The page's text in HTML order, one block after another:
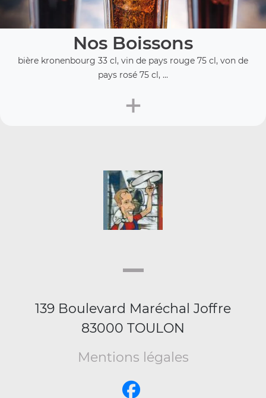
Nos Boissons
bière kronenbourg 33 cl, vin de pays rouge 75 cl, von de
pays rosé 75 cl, ...
+
139 Boulevard Maréchal Joffre
83000 TOULON
Mentions légales